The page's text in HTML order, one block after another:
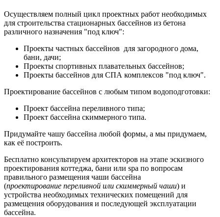
Осуществляем полный цикл проектных работ необходимых
для строительства стационарных бассейнов из бетона
различного назначения "под ключ":
Проекты частных бассейнов для загородного дома,
бани, дачи;
Проекты спортивных плавательных бассейнов;
Проекты бассейнов для СПА комплексов "под ключ".
Проектирование бассейнов с любым типом водоподготовки:
Проект бассейна переливного типа;
Проект бассейна скиммерного типа.
Придумайте чашу бассейна любой формы, а мы придумаем,
как её построить.
Бесплатно консультируем архитекторов на этапе эскизного
проектирования коттеджа, бани или spa по вопросам
правильного размещения чаши бассейна
(проектирование переливной или скиммерный чаши) и
устройства необходимых технических помещений для
размещения оборудования и последующей эксплуатации
бассейна.